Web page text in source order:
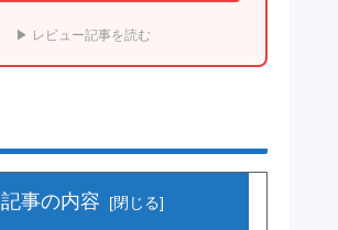
▶ レビュー記事を読む
記事の内容